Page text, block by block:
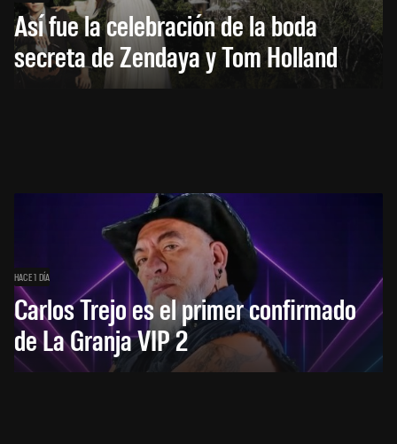
Así fue la celebración de la boda
secreta de Zendaya y Tom Holland
HACE 1 DÍA
Carlos Trejo es el primer confirmado
de La Granja VIP 2